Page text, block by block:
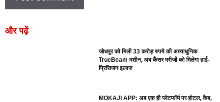
और पढ़ें
जोधपुर को मिली 33 करोड़ रुपये की अत्याधुनिक
TrueBeam मशीन, अब कैंसर मरीजों को मिलेगा हाई-
प्रिसिजन इलाज
MOKAJI APP: अब एक ही प्लेटफॉर्म पर होटल, कैब,